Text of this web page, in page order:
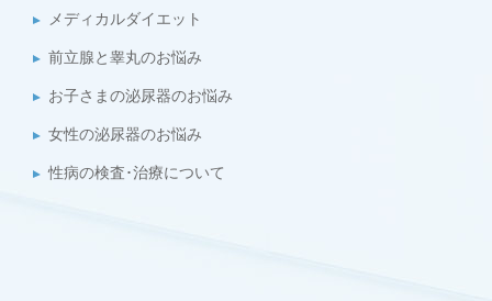
メディカルダイエット
前立腺と睾丸のお悩み
お子さまの泌尿器のお悩み
女性の泌尿器のお悩み
性病の検査･治療について